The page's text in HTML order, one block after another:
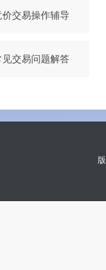
价交易操作辅导
见交易问题解答